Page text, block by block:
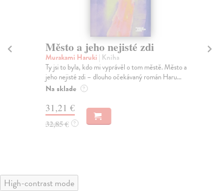
Město a jeho nejisté zdi
Murakami Haruki| Kniha
Ty jsi to byla, kdo mi vyprávěl o tom městě. Město a
jeho nejisté zdi – dlouho očekávaný román Haru...
Na sklade ?
31,21 €
32,85 € ?
High-contrast mode